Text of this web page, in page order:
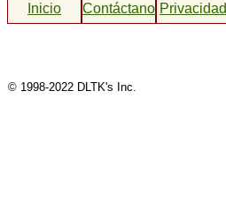
Inicio ContáctanosPrivacidad
© 1998-2022 DLTK's Inc.